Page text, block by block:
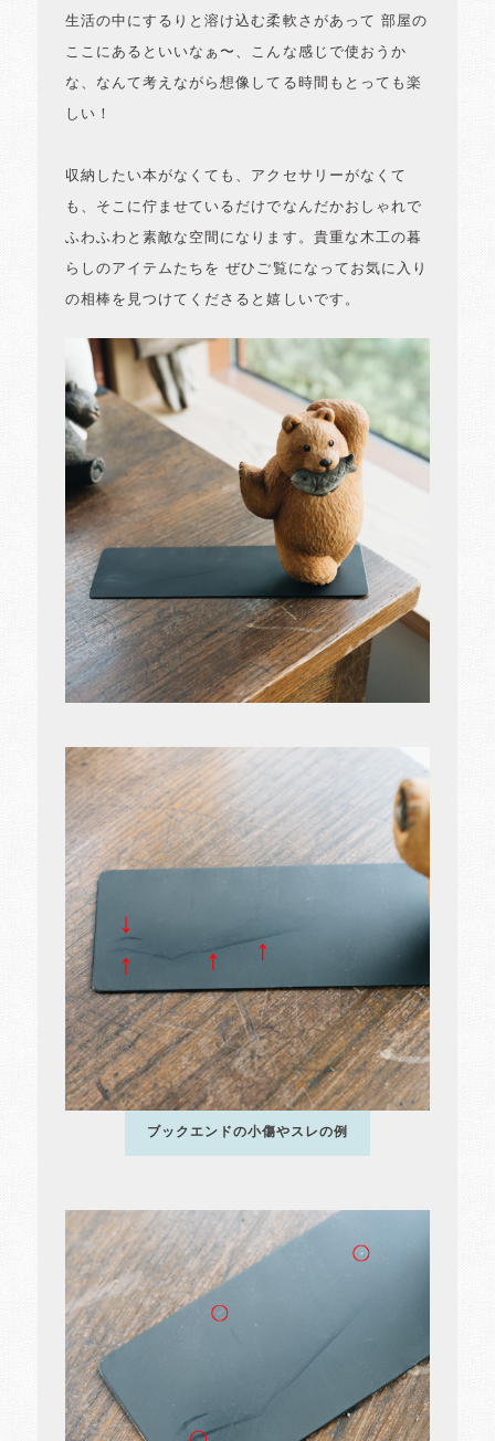
生活の中にするりと溶け込む柔軟さがあって 部屋の
ここにあるといいなぁ〜、こんな感じで使おうか
な、なんて考えながら想像してる時間もとっても楽
しい！
収納したい本がなくても、アクセサリーがなくて
も、そこに佇ませているだけでなんだかおしゃれで
ふわふわと素敵な空間になります。貴重な木工の暮
らしのアイテムたちを ぜひご覧になってお気に入り
の相棒を見つけてくださると嬉しいです。
ブックエンドの小傷やスレの例